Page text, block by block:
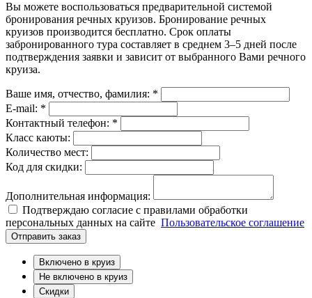
Вы можете воспользоваться предварительной системой
бронирования речных круизов. Бронирование речных
круизов производится бесплатно. Срок оплаты
забронированного тура составляет в среднем 3–5 дней после
подтверждения заявки и зависит от выбранного Вами речного
круиза.
Ваше имя, отчество, фамилия: *
E-mail: *
Контактный телефон: *
Класс каюты:
Количество мест:
Код для скидки:
Дополнительная информация:
Подтверждаю согласие с правилами обработки
персональных данных на сайте Пользовательское соглашение
Отправить заказ
Включено в круиз
Не включено в круиз
Скидки